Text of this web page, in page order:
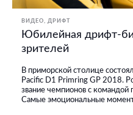
ВИДЕО ДРИФТ
Юбилейная дрифт-
зрителей
В приморской столице
Pacific D1 Primring GP 2018.
звание чемпионов с командой
Самые эмоциональные